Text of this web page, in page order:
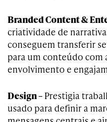
Branded Content &
criatividade de
conseguem transferir
para um conteúdo com
envolvimento e
Design – Prestigia
usado para definir a